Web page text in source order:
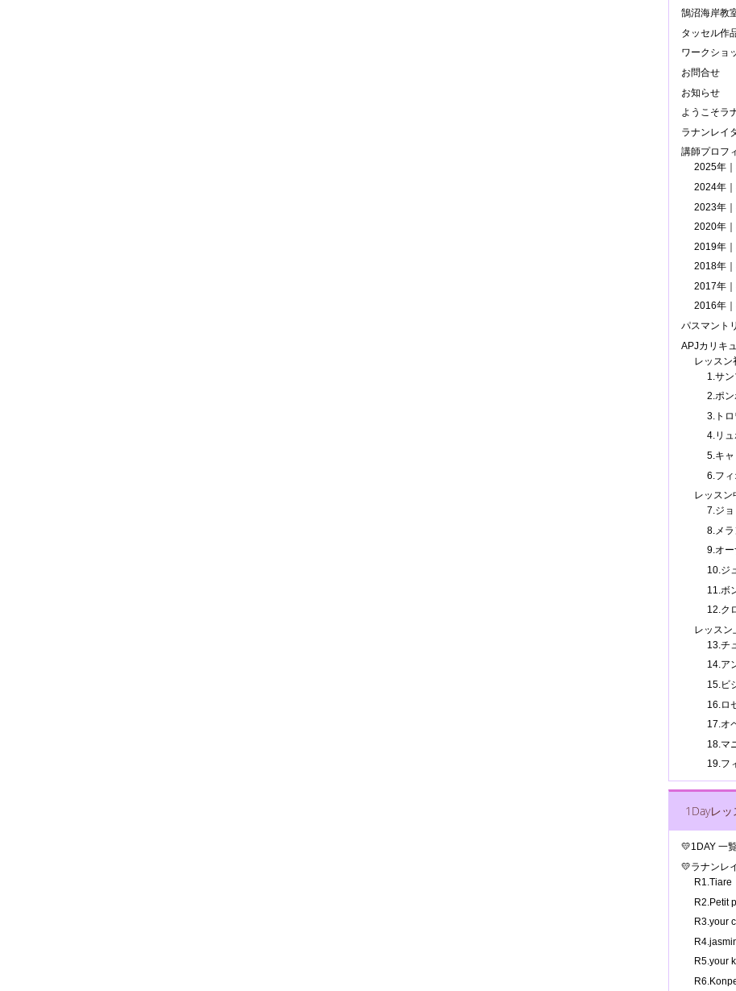
鵠沼海岸教
タッセル作
ワークショ
お問合せ
お知らせ
ようこそラ
ラナンレイ
講師プロフ
2025年
2024年
2023年
2020年
2019年
2018年
2017年
2016年
パスマント
APJカリキ
レッスン
1.サ
2.ポン
3.ト
4.リュ
5.キャ
6.フィ
レッスン
7.ジョ
8.メ
9.オー
10.ジ
11.ボ
12.ク
レッスン
13.チ
14.ア
15.ビ
16.ロ
17.オ
18.マ
19.フ
1Dayレッ
💛1DAY 一
💛ラナンレ
R1.Tiare
R2.Petit
R3.your
R5.your